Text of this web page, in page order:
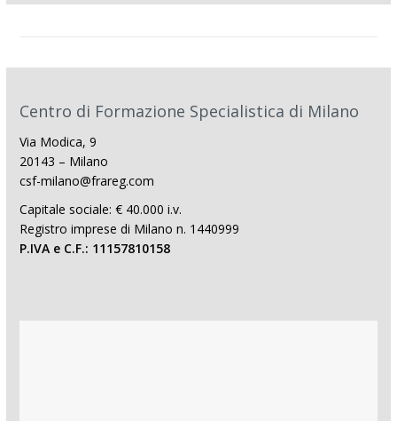
Centro di Formazione Specialistica di Milano
Via Modica, 9
20143 – Milano
csf-milano@frareg.com
Capitale sociale: € 40.000 i.v.
Registro imprese di Milano n. 1440999
P.IVA e C.F.: 11157810158